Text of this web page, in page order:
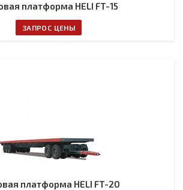
платформа HELI FT-15
ЗАПРОС ЦЕНЫ
платформа HELI FT-20